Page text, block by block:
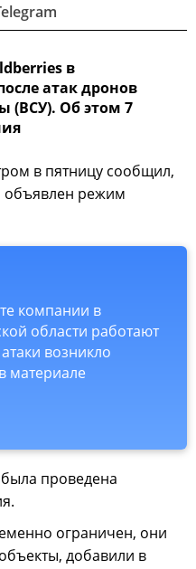
в
атак дронов
(ВСУ). Об этом 7
в пятницу сообщил,
объявлен режим
компании в
области работают
возникло
материале
проведена
ограничен, они
добавили в